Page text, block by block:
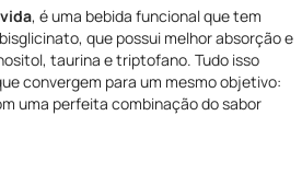
, é uma bebida funcional que tem
que possui melhor absorção e
taurina e triptofano. Tudo isso
convergem para um mesmo objetivo:
uma perfeita combinação do sabor